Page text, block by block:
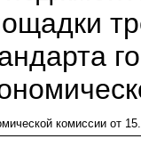
комиссии от